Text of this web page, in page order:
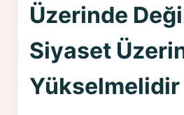
Üzerinde
Siyaset
Yükselmelidir